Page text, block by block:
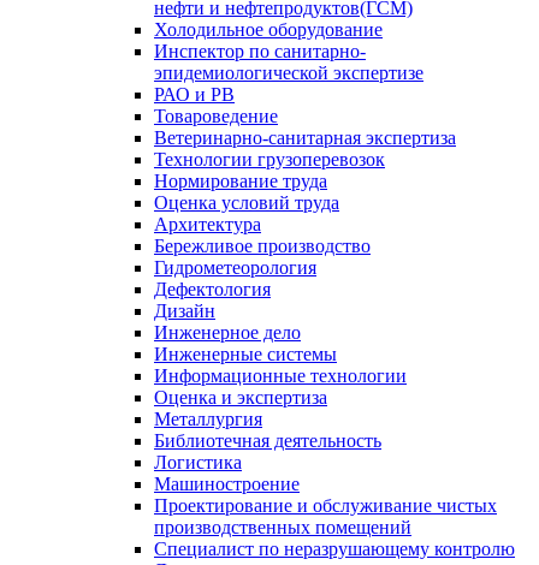
нефти и нефтепродуктов(ГСМ)
Холодильное оборудование
Инспектор по санитарно-
эпидемиологической экспертизе
РАО и РВ
Товароведение
Ветеринарно-санитарная экспертиза
Технологии грузоперевозок
Нормирование труда
Оценка условий труда
Архитектура
Бережливое производство
Гидрометеорология
Дефектология
Дизайн
Инженерное дело
Инженерные системы
Информационные технологии
Оценка и экспертиза
Металлургия
Библиотечная деятельность
Логистика
Машиностроение
Проектирование и обслуживание чистых
производственных помещений
Специалист по неразрушающему контролю